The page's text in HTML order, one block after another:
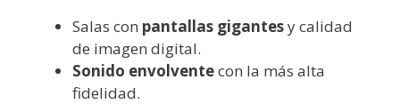
Salas con pantallas gigantesy calidad
de imagen digital.
Sonido envolventecon la más alta
fidelidad.